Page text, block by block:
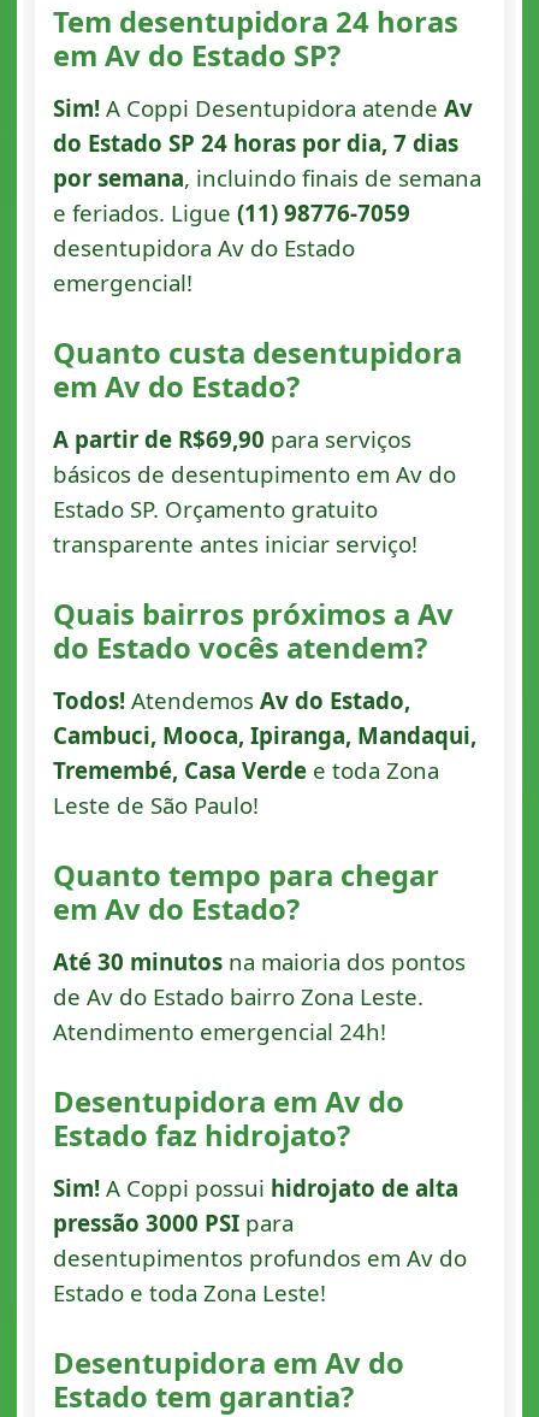
Tem desentupidora 24 horas
em Av do Estado SP?
Sim!A Coppi Desentupidora atende Av
do Estado SP 24 horas por dia, 7 dias
por semana, incluindo finais de semana
e feriados. Ligue (11) 98776-7059
desentupidora Av do Estado
emergencial!
Quanto custa desentupidora
em Av do Estado?
A partir de R$69,90 para serviços
básicos de desentupimento em Av do
Estado SP. Orçamento gratuito
transparente antes iniciar serviço!
Quais bairros próximos a Av
do Estado vocês atendem?
Todos!Atendemos Av do Estado,
Cambuci, Mooca, Ipiranga, Mandaqui,
Tremembé, Casa Verdee toda Zona
Leste de São Paulo!
Quanto tempo para chegar
em Av do Estado?
Até 30 minutosna maioria dos pontos
de Av do Estado bairro Zona Leste.
Atendimento emergencial 24h!
Desentupidora em Av do
Estado faz hidrojato?
Sim!A Coppi possui hidrojato de alta
pressão 3000 PSIpara
desentupimentos profundos em Av do
Estado e toda Zona Leste!
Desentupidora em Av do
Estado tem garantia?